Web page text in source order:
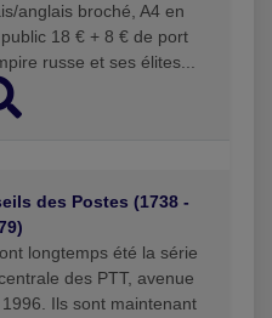
anglais broché, A4 en
18 € + 8 € de port
russe et ses élites...
des Postes (1738 -
longtemps été la série
des PTT, avenue
Ils sont maintenant